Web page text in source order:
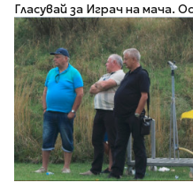
Гласувай за Играч на мача.